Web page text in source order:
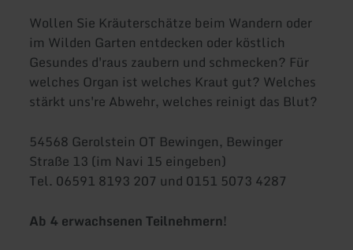
Wollen Sie Kräuterschätze beim Wandern oder
im Wilden Garten entdecken oder köstlich
Gesundes d'raus zaubern und schmecken? Für
welches Organ ist welches Kraut gut? Welches
stärkt uns're Abwehr, welches reinigt das Blut?
54568 Gerolstein OT Bewingen, Bewinger
Straße 13 (im Navi 15 eingeben)
Tel. 06591 8193 207 und 0151 5073 4287
Ab 4 erwachsenen Teilnehmern!